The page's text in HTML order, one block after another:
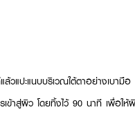
วแปะแนบบริเวณใต้ตาอย่างเบามือ
ข้าสู่ผิว โดยทิ้งไว้ 90 นาที เพื่อให้